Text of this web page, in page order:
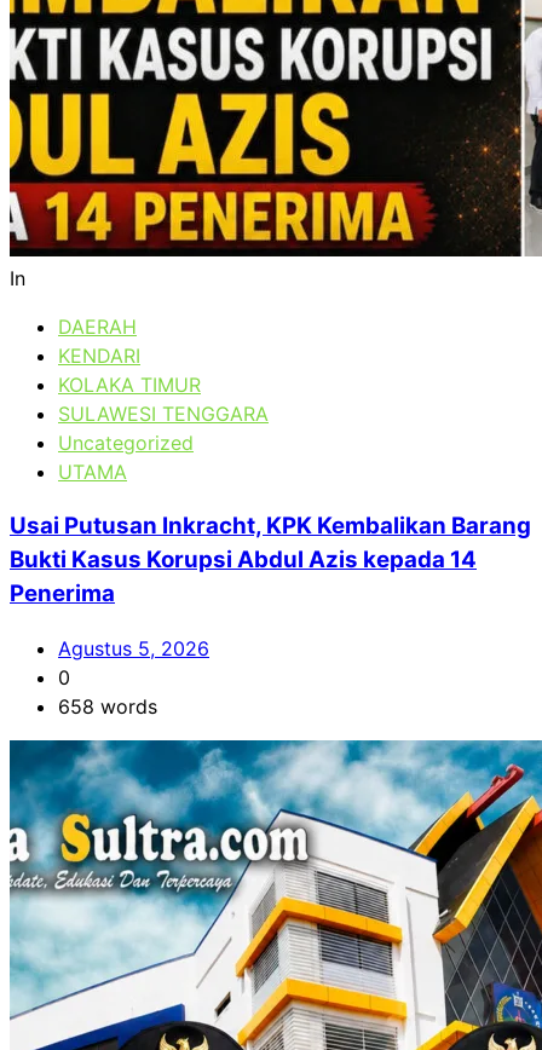
In
DAERAH
KENDARI
KOLAKA TIMUR
SULAWESI TENGGARA
Uncategorized
UTAMA
Usai Putusan Inkracht, KPK Kembalikan Barang
Bukti Kasus Korupsi Abdul Azis kepada 14
Penerima
Agustus 5, 2026
0
658 words